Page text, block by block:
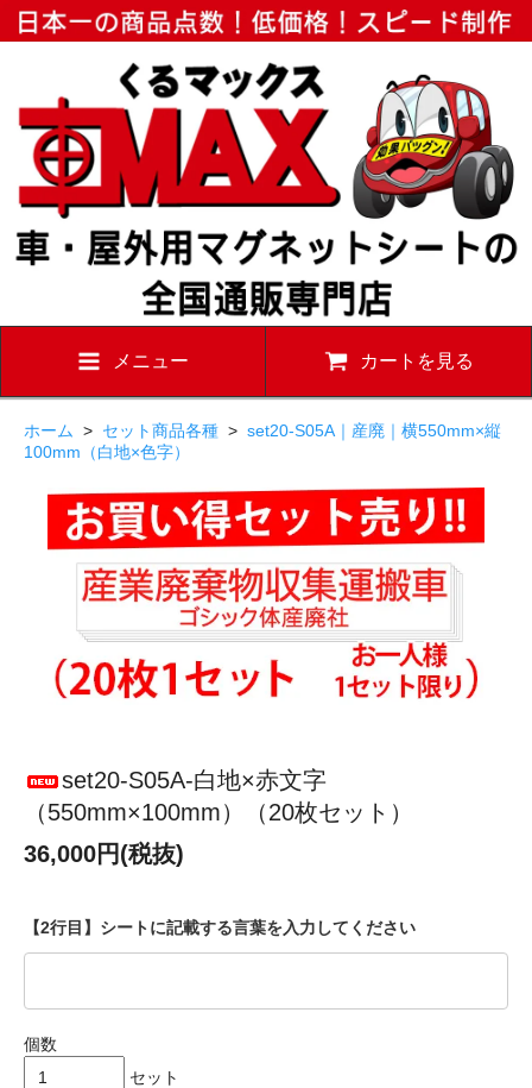
メニュー カートを見る
ホーム > セット商品各種 > set20-S05A｜産廃｜横550mm×縦
100mm（白地×色字）
set20-S05A-白地×赤文字
（550mm×100mm）（20枚セット）
36,000円(税抜)
【2行目】シートに記載する言葉を入力してください
個数
セット